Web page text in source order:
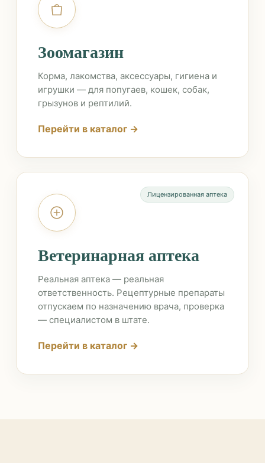
Зоомагазин
Корма, лакомства, аксессуары, гигиена и
игрушки — для попугаев, кошек, собак,
грызунов и рептилий.
Перейти в каталог →
Лицензированная аптека
Ветеринарная аптека
Реальная аптека — реальная
ответственность. Рецептурные препараты
отпускаем по назначению врача, проверка
— специалистом в штате.
Перейти в каталог →